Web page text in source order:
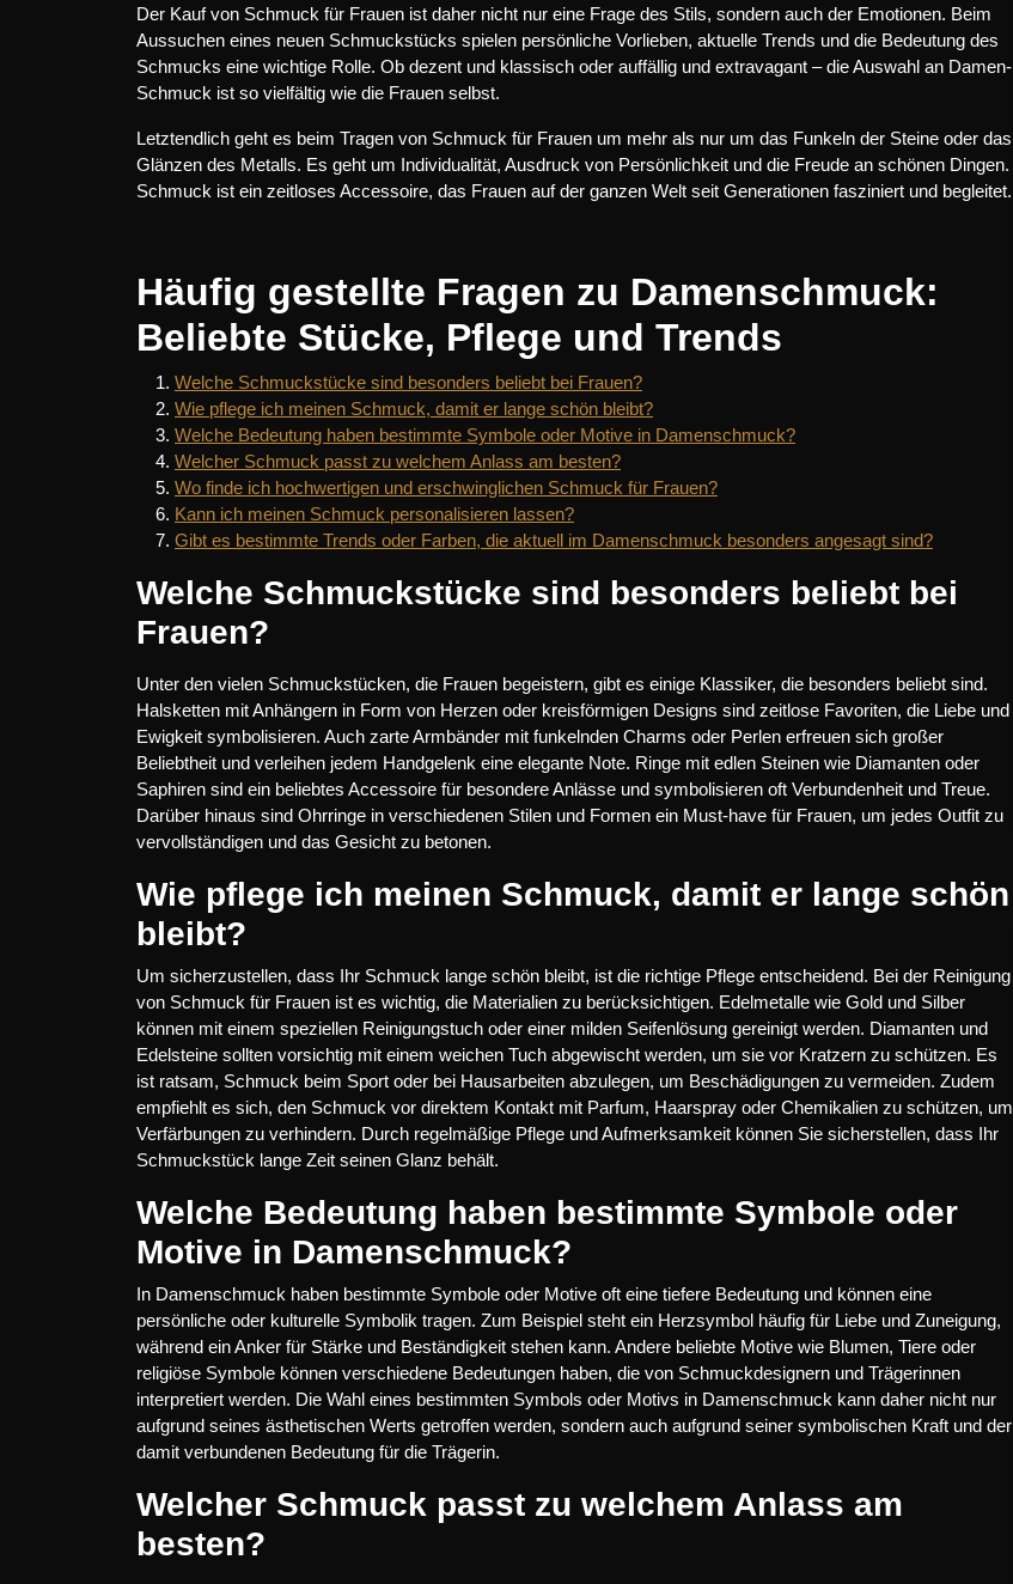
Der Kauf von Schmuck für Frauen ist daher nicht nur eine Frage des Stils, sondern auch der Emotionen. Beim
Aussuchen eines neuen Schmuckstücks spielen persönliche Vorlieben, aktuelle Trends und die Bedeutung des
Schmucks eine wichtige Rolle. Ob dezent und klassisch oder auffällig und extravagant – die Auswahl an Damen-
Schmuck ist so vielfältig wie die Frauen selbst.
Letztendlich geht es beim Tragen von Schmuck für Frauen um mehr als nur um das Funkeln der Steine oder das
Glänzen des Metalls. Es geht um Individualität, Ausdruck von Persönlichkeit und die Freude an schönen Dingen.
Schmuck ist ein zeitloses Accessoire, das Frauen auf der ganzen Welt seit Generationen fasziniert und begleitet.
Häufig gestellte Fragen zu Damenschmuck:
Beliebte Stücke, Pflege und Trends
Welche Schmuckstücke sind besonders beliebt bei Frauen?
Wie pflege ich meinen Schmuck, damit er lange schön bleibt?
Welche Bedeutung haben bestimmte Symbole oder Motive in Damenschmuck?
Welcher Schmuck passt zu welchem Anlass am besten?
Wo finde ich hochwertigen und erschwinglichen Schmuck für Frauen?
Kann ich meinen Schmuck personalisieren lassen?
Gibt es bestimmte Trends oder Farben, die aktuell im Damenschmuck besonders angesagt sind?
Welche Schmuckstücke sind besonders beliebt bei
Frauen?
Unter den vielen Schmuckstücken, die Frauen begeistern, gibt es einige Klassiker, die besonders beliebt sind.
Halsketten mit Anhängern in Form von Herzen oder kreisförmigen Designs sind zeitlose Favoriten, die Liebe und
Ewigkeit symbolisieren. Auch zarte Armbänder mit funkelnden Charms oder Perlen erfreuen sich großer
Beliebtheit und verleihen jedem Handgelenk eine elegante Note. Ringe mit edlen Steinen wie Diamanten oder
Saphiren sind ein beliebtes Accessoire für besondere Anlässe und symbolisieren oft Verbundenheit und Treue.
Darüber hinaus sind Ohrringe in verschiedenen Stilen und Formen ein Must-have für Frauen, um jedes Outfit zu
vervollständigen und das Gesicht zu betonen.
Wie pflege ich meinen Schmuck, damit er lange schön
bleibt?
Um sicherzustellen, dass Ihr Schmuck lange schön bleibt, ist die richtige Pflege entscheidend. Bei der Reinigung
von Schmuck für Frauen ist es wichtig, die Materialien zu berücksichtigen. Edelmetalle wie Gold und Silber
können mit einem speziellen Reinigungstuch oder einer milden Seifenlösung gereinigt werden. Diamanten und
Edelsteine sollten vorsichtig mit einem weichen Tuch abgewischt werden, um sie vor Kratzern zu schützen. Es
ist ratsam, Schmuck beim Sport oder bei Hausarbeiten abzulegen, um Beschädigungen zu vermeiden. Zudem
empfiehlt es sich, den Schmuck vor direktem Kontakt mit Parfum, Haarspray oder Chemikalien zu schützen, um
Verfärbungen zu verhindern. Durch regelmäßige Pflege und Aufmerksamkeit können Sie sicherstellen, dass Ihr
Schmuckstück lange Zeit seinen Glanz behält.
Welche Bedeutung haben bestimmte Symbole oder
Motive in Damenschmuck?
In Damenschmuck haben bestimmte Symbole oder Motive oft eine tiefere Bedeutung und können eine
persönliche oder kulturelle Symbolik tragen. Zum Beispiel steht ein Herzsymbol häufig für Liebe und Zuneigung,
während ein Anker für Stärke und Beständigkeit stehen kann. Andere beliebte Motive wie Blumen, Tiere oder
religiöse Symbole können verschiedene Bedeutungen haben, die von Schmuckdesignern und Trägerinnen
interpretiert werden. Die Wahl eines bestimmten Symbols oder Motivs in Damenschmuck kann daher nicht nur
aufgrund seines ästhetischen Werts getroffen werden, sondern auch aufgrund seiner symbolischen Kraft und der
damit verbundenen Bedeutung für die Trägerin.
Welcher Schmuck passt zu welchem Anlass am
besten?